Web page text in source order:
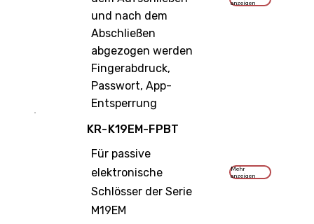
und nach dem
Abschließen
abgezogen werden
Fingerabdruck,
Passwort, App-
Entsperrung
anzeigen
KR-K19EM-FPBT
Für passive
elektronische
Schlösser der Serie
M19EM
Mehr
anzeigen